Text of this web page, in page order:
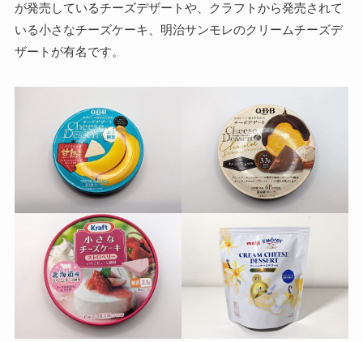
が発売しているチーズデザートや、クラフトから発売されて
いる小さなチーズケーキ、明治サンモレのクリームチーズデ
ザートが有名です。